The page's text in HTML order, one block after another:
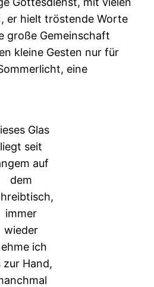
er hielt tröstende Worte
große Gemeinschaft
kleine Gesten nur für
eine
Glas
liegt seit
auf
dem
immer
wieder
ich
zur Hand,